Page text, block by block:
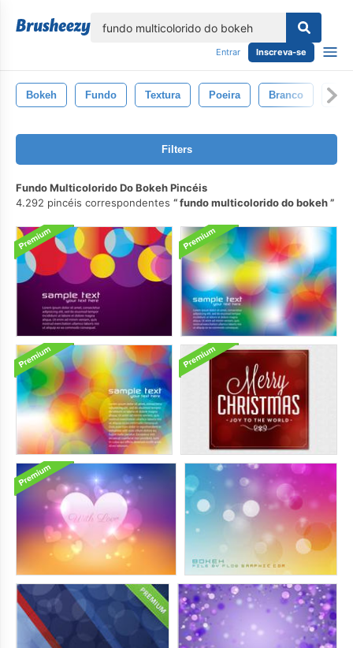
Entrar Inscreva-se
Bokeh Fundo Textura Poeira Branco
Filters
Fundo Multicolorido Do Bokeh Pincéis
4.292 pincéis correspondentes
fundo multicolorido do bokeh